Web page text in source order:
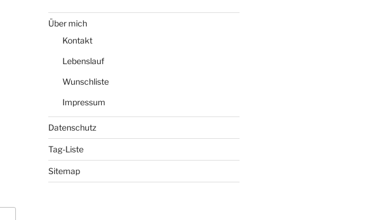
Über mich
Kontakt
Lebenslauf
Wunschliste
Impressum
Datenschutz
Tag-Liste
Sitemap